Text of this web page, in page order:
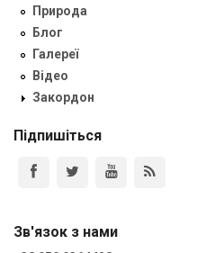
Природа
Блог
Галереї
Відео
Закордон
Підпишіться
Зв'язок з нами